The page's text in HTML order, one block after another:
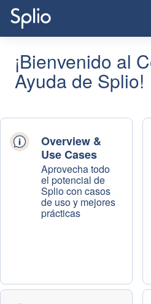
¡Bienvenido al
Ayuda de Splio!
Overview &
Use Cases
Aprovecha todo
el potencial de
Splio con casos
de uso y mejores
prácticas